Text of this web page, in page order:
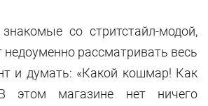
со стритстайл-модой,
недоуменно рассматривать весь
и думать: «Какой кошмар! Как
этом магазине нет ничего